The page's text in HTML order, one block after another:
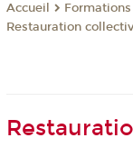
Accueil
Restauration